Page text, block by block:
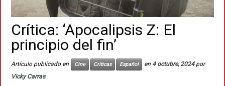
Crítica: ‘Apocalipsis Z: El
principio del fin’
Artículo publicado en Cine Críticas Español en 4 octubre, 2024 por
Vicky Carras